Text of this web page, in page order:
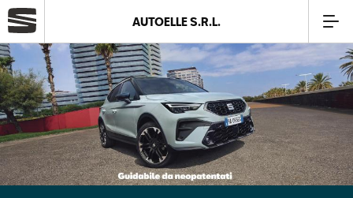
Azienda
Modelli
Offerte
AUTOELLE S.R.L.